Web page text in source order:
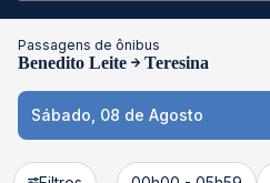
Passagens de ônibus
Benedito Leite Teresina
Sábado, 08 de Agosto